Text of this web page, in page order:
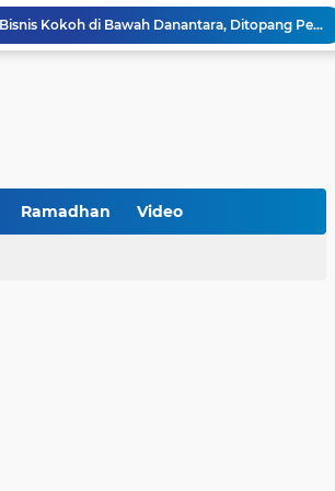
Jakarta Raih Digital Excellence Awards 2026
Peringatan HAN 2026, Pemerintah Pusat Apresiasi Komitmen Surabaya Penuhi Hak dan Lindungi Anak
PKDI Cup II 2026 Resmi Bergulir di SGMRP Pamekasan, Bupati Dukung Bangun Stadion Di 13 Kecamatan untuk Pemerataan Sarana Olahraga
Ramadhan Video